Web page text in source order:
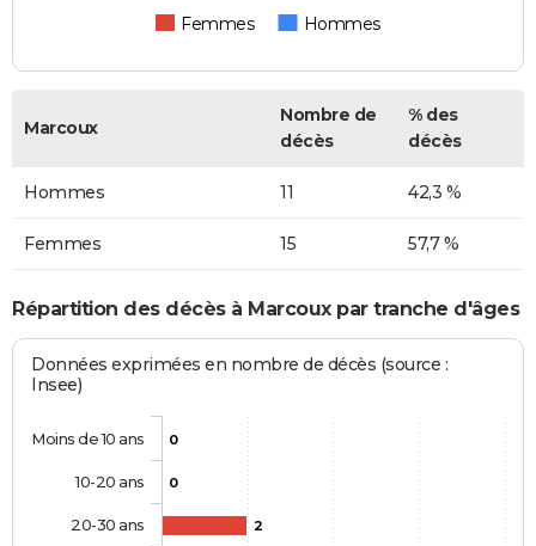
Femmes Hommes
Marcoux
Nombre de
décès
% des
décès
Hommes 11 42,3 %
Femmes 15 57,7 %
Répartition des décès à Marcoux par tranche d'âges
Données exprimées en nombre de décès (source :
Insee)
0
0
2
Moins de 10 ans
10-20 ans
20-30 ans